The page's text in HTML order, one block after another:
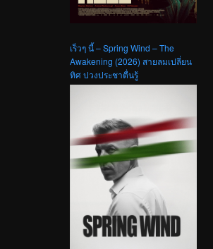
เร็วๆ นี้ – Spring Wind – The
Awakening (2026) สายลมเปลี่ยน
ทิศ ปวงประชาตื่นรู้